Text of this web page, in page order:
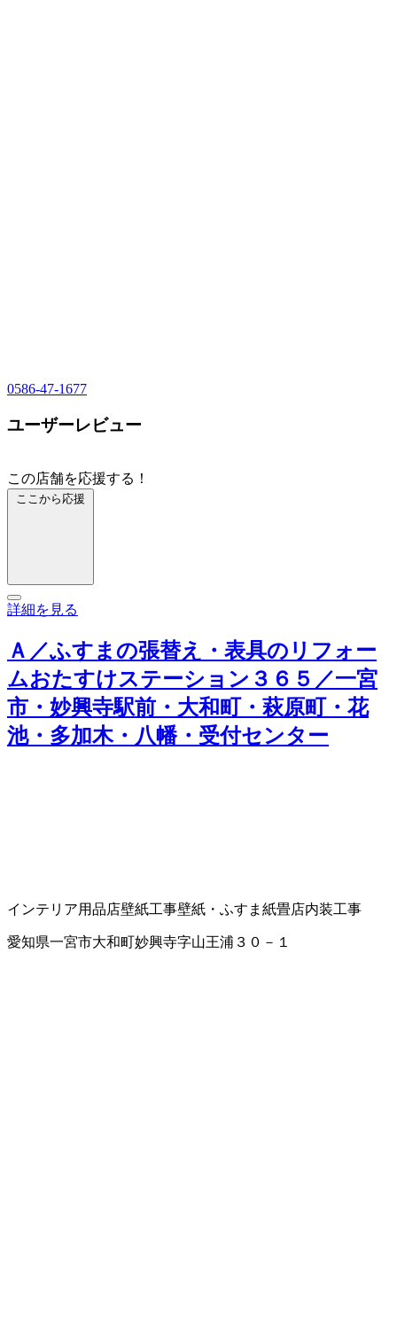
0586-47-1677
ユーザーレビュー
この店舗を応援する！
ここから応援
詳細を見る
Ａ／ふすまの張替え・表具のリフォー
ムおたすけステーション３６５／一宮
市・妙興寺駅前・大和町・萩原町・花
池・多加木・八幡・受付センター
インテリア用品店壁紙工事壁紙・ふすま紙畳店内装工事
愛知県一宮市大和町妙興寺字山王浦３０－１